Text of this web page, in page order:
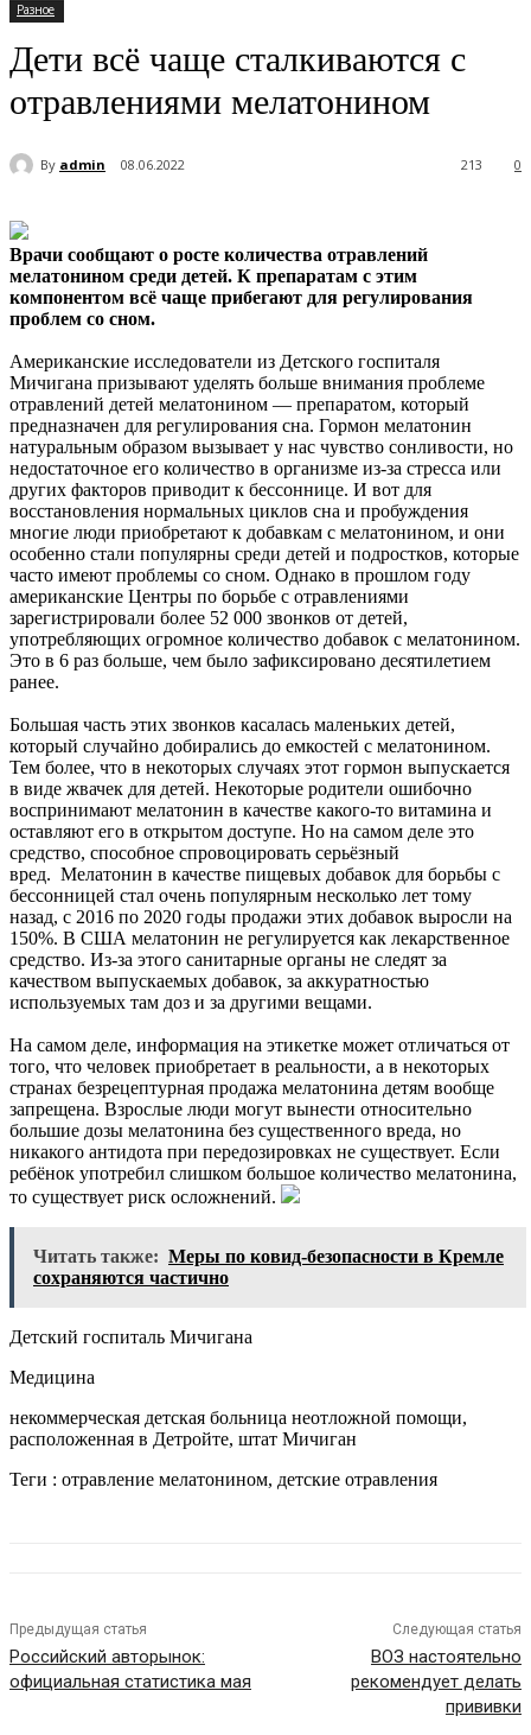
Разное
Дети всё чаще сталкиваются с
отравлениями мелатонином
By admin 08.06.2022 0
213
Врачи сообщают о росте количества отравлений
мелатонином среди детей. К препаратам с этим
компонентом всё чаще прибегают для регулирования
проблем со сном.
Американские исследователи из Детского госпиталя
Мичигана призывают уделять больше внимания проблеме
отравлений детей мелатонином — препаратом, который
предназначен для регулирования сна. Гормон мелатонин
натуральным образом вызывает у нас чувство сонливости, но
недостаточное его количество в организме из-за стресса или
других факторов приводит к бессоннице. И вот для
восстановления нормальных циклов сна и пробуждения
многие люди приобретают к добавкам с мелатонином, и они
особенно стали популярны среди детей и подростков, которые
часто имеют проблемы со сном. Однако в прошлом году
американские Центры по борьбе с отравлениями
зарегистрировали более 52 000 звонков от детей,
употребляющих огромное количество добавок с мелатонином.
Это в 6 раз больше, чем было зафиксировано десятилетием
ранее.
Большая часть этих звонков касалась маленьких детей,
который случайно добирались до емкостей с мелатонином.
Тем более, что в некоторых случаях этот гормон выпускается
в виде жвачек для детей. Некоторые родители ошибочно
воспринимают мелатонин в качестве какого-то витамина и
оставляют его в открытом доступе. Но на самом деле это
средство, способное спровоцировать серьёзный
вред. Мелатонин в качестве пищевых добавок для борьбы с
бессонницей стал очень популярным несколько лет тому
назад, с 2016 по 2020 годы продажи этих добавок выросли на
150%. В США мелатонин не регулируется как лекарственное
средство. Из-за этого санитарные органы не следят за
качеством выпускаемых добавок, за аккуратностью
используемых там доз и за другими вещами.
На самом деле, информация на этикетке может отличаться от
того, что человек приобретает в реальности, а в некоторых
странах безрецептурная продажа мелатонина детям вообще
запрещена. Взрослые люди могут вынести относительно
большие дозы мелатонина без существенного вреда, но
никакого антидота при передозировках не существует. Если
ребёнок употребил слишком большое количество мелатонина,
то существует риск осложнений.
Читать также: Меры по ковид-безопасности в Кремле
сохраняются частично
Детский госпиталь Мичигана
Медицина
некоммерческая детская больница неотложной помощи,
расположенная в Детройте, штат Мичиган
Теги : отравление мелатонином, детские отравления
Предыдущая статья
Российский авторынок:
официальная статистика мая
Следующая статья
ВОЗ настоятельно
рекомендует делать
прививки